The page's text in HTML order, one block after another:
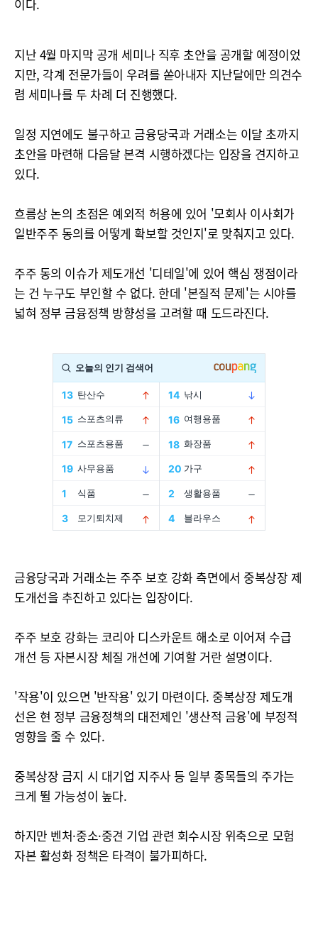
이다.
지난 4월 마지막 공개 세미나 직후 초안을 공개할 예정이었
지만, 각계 전문가들이 우려를 쏟아내자 지난달에만 의견수
렴 세미나를 두 차례 더 진행했다.
일정 지연에도 불구하고 금융당국과 거래소는 이달 초까지
초안을 마련해 다음달 본격 시행하겠다는 입장을 견지하고
있다.
흐름상 논의 초점은 예외적 허용에 있어 '모회사 이사회가
일반주주 동의를 어떻게 확보할 것인지'로 맞춰지고 있다.
주주 동의 이슈가 제도개선 '디테일'에 있어 핵심 쟁점이라
는 건 누구도 부인할 수 없다. 한데 '본질적 문제'는 시야를
넓혀 정부 금융정책 방향성을 고려할 때 도드라진다.
금융당국과 거래소는 주주 보호 강화 측면에서 중복상장 제
도개선을 추진하고 있다는 입장이다.
주주 보호 강화는 코리아 디스카운트 해소로 이어져 수급
개선 등 자본시장 체질 개선에 기여할 거란 설명이다.
'작용'이 있으면 '반작용' 있기 마련이다. 중복상장 제도개
선은 현 정부 금융정책의 대전제인 '생산적 금융'에 부정적
영향을 줄 수 있다.
중복상장 금지 시 대기업 지주사 등 일부 종목들의 주가는
크게 뛸 가능성이 높다.
하지만 벤처·중소·중견 기업 관련 회수시장 위축으로 모험
자본 활성화 정책은 타격이 불가피하다.